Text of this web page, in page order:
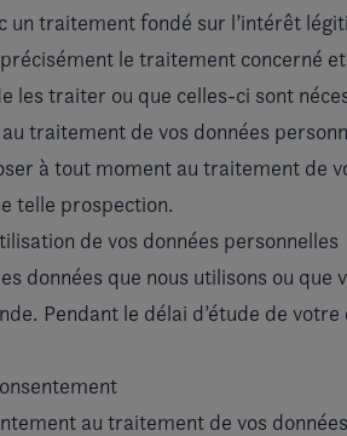
un traitement fondé sur l’intérêt
le traitement concerné
traiter ou que celles-ci sont
traitement de vos données
à tout moment au traitement de
telle prospection.
de vos données personnelles
données que nous utilisons ou
Pendant le délai d’étude de
au traitement de vos